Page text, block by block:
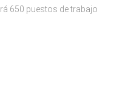
650 puestos de trabajo